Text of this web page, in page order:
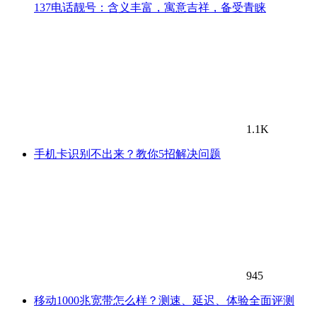
137电话靓号：含义丰富，寓意吉祥，备受青睐
1.1K
手机卡识别不出来？教你5招解决问题
945
移动1000兆宽带怎么样？测速、延迟、体验全面评测